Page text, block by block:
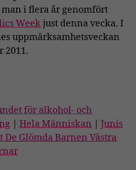
i flera år genomfört
Weekjust denna vecka. I
uppmärksamhetsveckan
2011.
för alkohol- och
Hela Människan
Junis
De Glömda Barnen Västra